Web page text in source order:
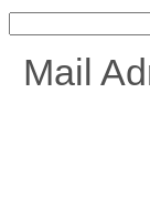
Mail